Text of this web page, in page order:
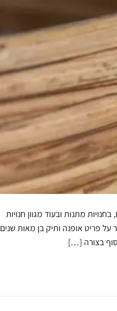
מתנות ובעוד מגוון חנויות
פריט אופנה ותיק בן מאות שנים
בצורה […]